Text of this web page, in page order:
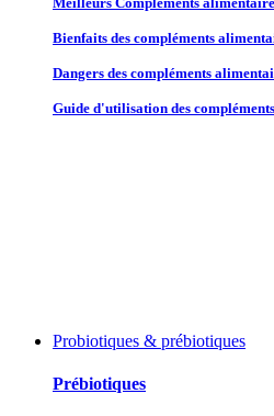
Bienfaits des compléments
Dangers des compléments
Guide d'utilisation des
Probiotiques & prébiotiques
Prébiotiques